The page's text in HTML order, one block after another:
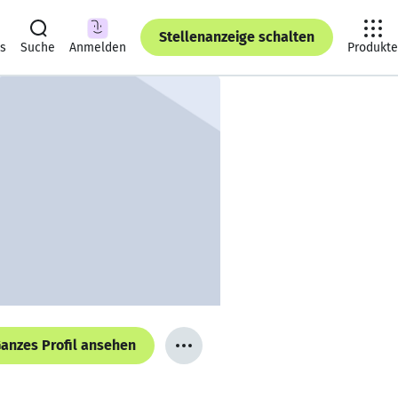
Suche Anmelden
Stellenanzeige schalten
Produkte
Profil ansehen